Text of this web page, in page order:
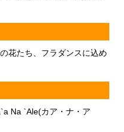
花たち、フラダンスに込め
Na `Ale(カア・ナ・ア